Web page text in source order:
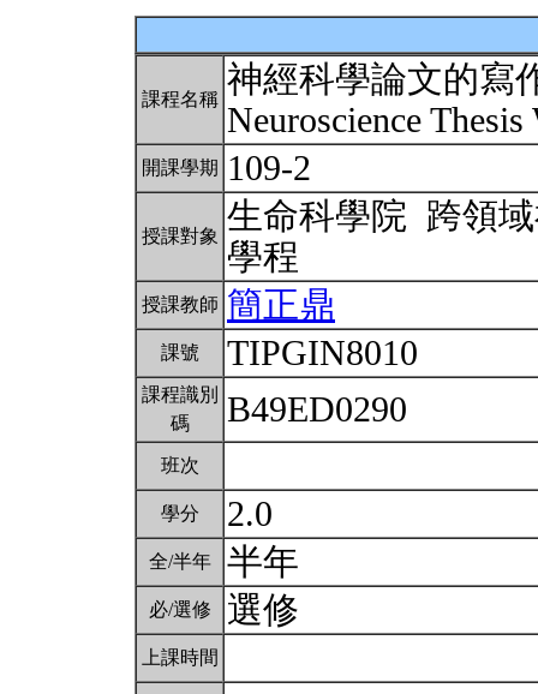
課程名稱 神經科學論文的寫
Neuroscience
開課學期 109-2
授課對象 生命科學院 跨領
學程
授課教師 簡正鼎
課號 TIPGIN8010
課程識別
碼
B49ED0290
班次
學分 2.0
全/半年 半年
必/選修 選修
上課時間